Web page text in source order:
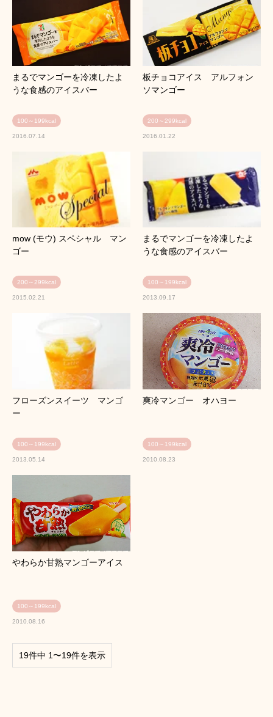
まるでマンゴーを冷凍したよ
うな食感のアイスバー
100～199kcal
2016.07.14
板チョコアイス アルフォン
ソマンゴー
200～299kcal
2016.01.22
mow (モウ) スペシャル マン
ゴー
200～299kcal
2015.02.21
まるでマンゴーを冷凍したよ
うな食感のアイスバー
100～199kcal
2013.09.17
フローズンスイーツ マンゴ
ー
100～199kcal
2013.05.14
爽冷マンゴー オハヨー
100～199kcal
2010.08.23
やわらか甘熟マンゴーアイス
100～199kcal
2010.08.16
19件中 1〜19件を表示